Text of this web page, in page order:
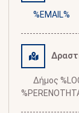
%EMAIL%
Δήμος